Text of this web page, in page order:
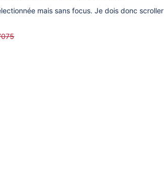
mais sans focus. Je dois donc scroller